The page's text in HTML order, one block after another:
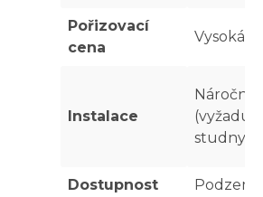
Pořizovací
cena
Vysoká
Instalace
studny)
Dostupnost